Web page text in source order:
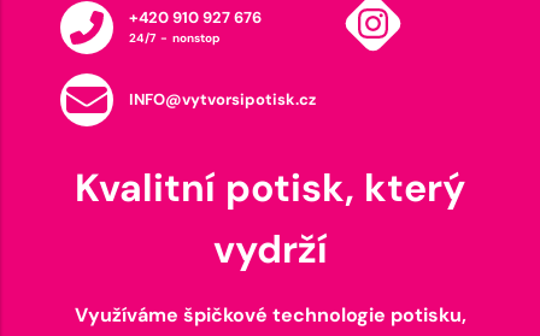
+420 910 927 676
24/7 - nonstop
INFO@vytvorsipotisk.cz
Kvalitní potisk, který
vydrží
Využíváme špičkové technologie potisku,